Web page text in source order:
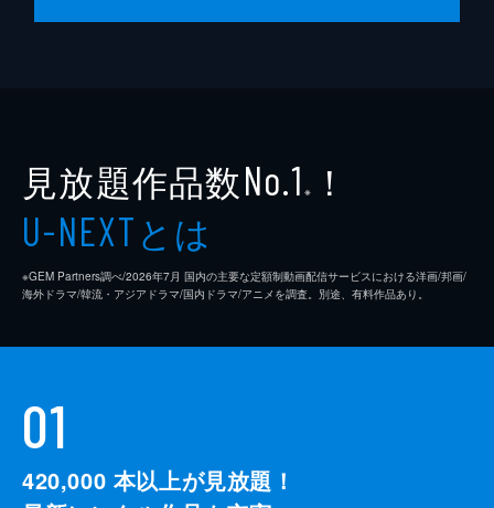
見放題作品数No.1 ※ ！
U-NEXTとは
※GEM Partners調べ/2026年7⽉ 国内の主要な定額制動画配信サービスにおける洋画/邦画/
海外ドラマ/韓流・アジアドラマ/国内ドラマ/アニメを調査。別途、有料作品あり。
01
420,000 本以上が見放題！